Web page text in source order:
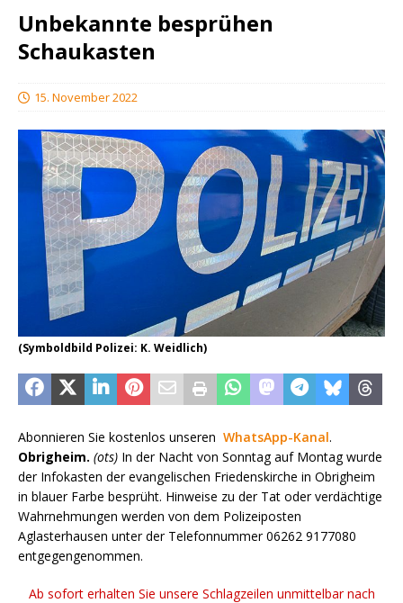
Unbekannte besprühen
Schaukasten
15. November 2022
(Symboldbild Polizei: K. Weidlich)
Abonnieren Sie kostenlos unseren WhatsApp-Kanal.
Obrigheim. (ots) In der Nacht von Sonntag auf Montag wurde
der Infokasten der evangelischen Friedenskirche in Obrigheim
in blauer Farbe besprüht. Hinweise zu der Tat oder verdächtige
Wahrnehmungen werden von dem Polizeiposten
Aglasterhausen unter der Telefonnummer 06262 9177080
entgegengenommen.
Ab sofort erhalten Sie unsere Schlagzeilen unmittelbar nach